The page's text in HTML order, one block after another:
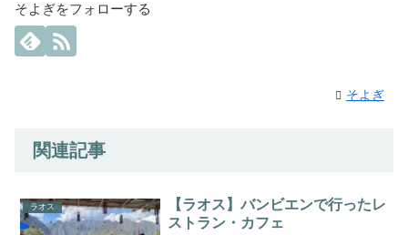
そよぎをフォローする
そよぎ
関連記事
ラオス
【ラオス】バンビエンで行ったレ
ストラン・カフェ